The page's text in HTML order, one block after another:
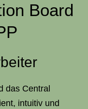
Board
das Central
intuitiv und